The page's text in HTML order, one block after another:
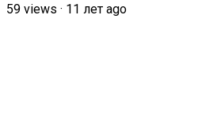
59 views · 11 лет ago